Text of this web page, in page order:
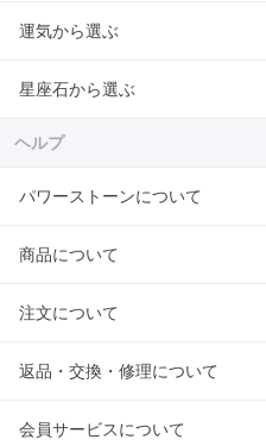
運気から選ぶ
星座石から選ぶ
ヘルプ
パワーストーンについて
商品について
注文について
返品・交換・修理について
会員サービスについて